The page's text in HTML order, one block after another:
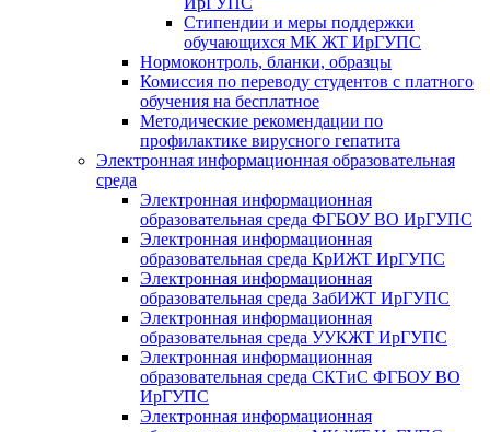
Стипендии и меры поддержки
обучающихся МК ЖТ ИрГУПС
Нормоконтроль, бланки, образцы
Комиссия по переводу студентов с платного
обучения на бесплатное
Методические рекомендации по
профилактике вирусного гепатита
Электронная информационная образовательная
среда
Электронная информационная
образовательная среда ФГБОУ ВО ИрГУПС
Электронная информационная
образовательная среда КрИЖТ ИрГУПС
Электронная информационная
образовательная среда ЗабИЖТ ИрГУПС
Электронная информационная
образовательная среда УУКЖТ ИрГУПС
Электронная информационная
образовательная среда СКТиС ФГБОУ ВО
ИрГУПС
Электронная информационная